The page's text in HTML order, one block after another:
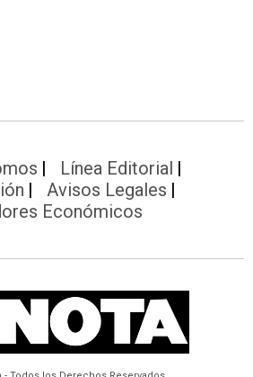
Línea Editorial
Avisos Legales
Económicos